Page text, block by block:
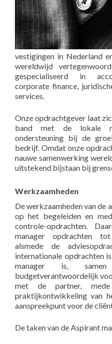
vestigingen in Nederland
wereldwijd
gespecialiseerd in
corporate finance,
services.
Onze opdrachtgever laat
band met de lokale
ondersteuning bij de
bedrijf. Omdat onze
nauwe samenwerking
uitstekend bijstaan bij
Werkzaamheden
De werkzaamheden van de
op het begeleiden en
controle-opdrachten.
manager opdrachten
alsmede de
internationale opdrachten
manager is,
budgetverantwoordelijk
met de partner,
praktijkontwikkeling van
aanspreekpunt voor de
De taken van de Aspirant